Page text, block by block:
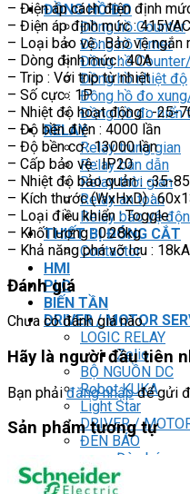
ĐỒNG HỒ ĐO
Đồng hồ Counter
Đồng hồ Timer
Đồng hồ
Đồng hồ nhiệt độ
Đồng hồ đo
Đồng hồ đo hiển
RELAY
Relay trung gian
Relay bán dẫn
Relay thời gian
Relay an toàn
Relay bảo vệ
THIẾT BỊ ĐÓNG CẮT
Contactor
HMI
PLC
BIẾN TẦN
DRIVER / MOTOR
LOGIC RELAY
Zelio
BỘ NGUỒN DC
Robot KUKA
Light Star
DRIVER /
ĐÈN BÁO
Đèn báo
Đèn báo
– Điện áp cách điện định
– Điện áp định mức :
– Loại bảo vệ : Bảo vệ ngắn
– Dòng định mức : 40A
– Trip : Với trip từ nhiệt
– Số cực : 1P
– Nhiệt độ hoạt động : -25-
– Độ bền điện : 4000 lần
– Độ bền cơ : 13000 lần
– Cấp bảo vệ : IP20
– Nhiệt độ bảo quản : -35-
– Kích thước (WxHxD) :
– Loại điều khiển : Toggle
– Khối lượng : 0.28kg
– Khả năng phá vỡ Icu : 18kA
Đánh giá
Chưa có đánh giá nào.
Hãy là người đầu tiên
Bạn phảiđăng nhậpđể gửi
Sản phẩm tương tự